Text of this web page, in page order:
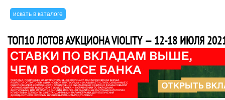
ТОП10 ЛОТОВ АУКЦИОНА VIOLITY — 12-18 ИЮЛЯ